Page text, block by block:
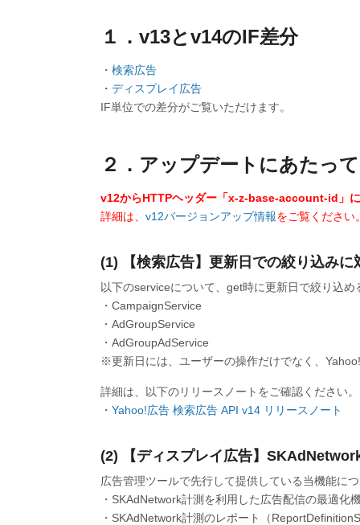
１．v13とv14のIF差分
・ 検索広告
・ ディスプレイ広告
IF単位での差分がご覧いただけます。
２．アップデートにあたっ
v12からHTTPヘッダー「x-z-base-account-id」
詳細は、 v12バージョンアップ情報をご覧ください
(1) 【検索広告】更新日での絞り込みに
以下のserviceについて、get時に更新日で絞り込め
・CampaignService
・AdGroupService
・AdGroupAdService
※更新日には、ユーザーの操作だけでなく、
詳細は、以下のリリースノートをご確認ください。
・ Yahoo!広告 検索広告 API v14 リリースノート
(2) 【ディスプレイ広告】
広告管理ツールで先行して提供している当機能に
・SKAdNetwork計測を利用した広告配信の最適化
・SKAdNetwork計測のレポート（